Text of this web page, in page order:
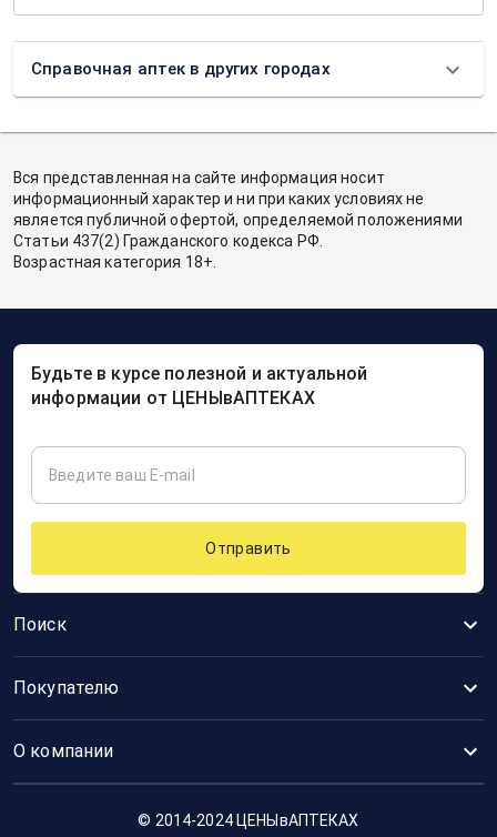
Справочная аптек в других городах
Вся представленная на сайте информация носит
информационный характер и ни при каких условиях не
является публичной офертой, определяемой положениями
Статьи 437(2) Гражданского кодекса РФ.
Возрастная категория 18+.
Поиск
Покупателю
О компании
Будьте в курсе полезной и актуальной
информации от ЦЕНЫвАПТЕКАХ
Отправить
© 2014-2024 ЦЕНЫвАПТЕКАХ